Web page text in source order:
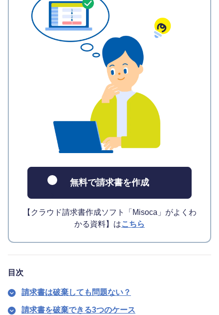
無料で請求書を作成
【クラウド請求書作成ソフト「Misoca」がよくわ
かる資料】はこちら
目次
請求書は破棄しても問題ない？
請求書を破棄できる3つのケース